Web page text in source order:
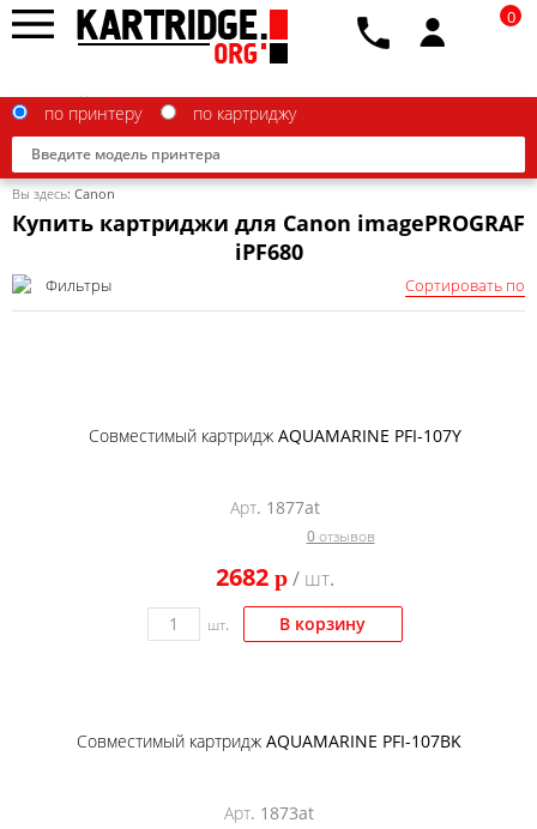
Brother
G&G
по принтеру по картриджу
0
Вы здесь: Canon
Купить картриджи для Canon imagePROGRAF
iPF680
Фильтры Сортировать по
Совместимый картридж AQUAMARINE PFI-107Y
Арт. 1877at
0 отзывов
2682 p/ шт.
шт. В корзину
Совместимый картридж AQUAMARINE PFI-107BK
Арт. 1873at